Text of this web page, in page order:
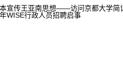
宣传王亚南思想——访问京都大学简
WISE行政人员招聘启事